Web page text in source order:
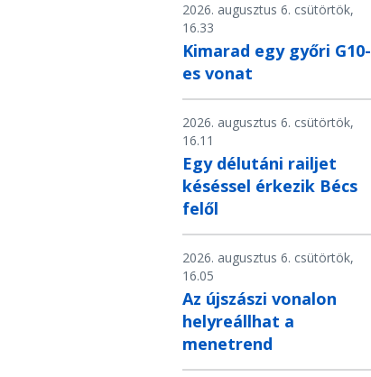
2026. augusztus 6. csütörtök,
16.33
Kimarad egy győri G10-
es vonat
2026. augusztus 6. csütörtök,
16.11
Egy délutáni railjet
késéssel érkezik Bécs
felől
2026. augusztus 6. csütörtök,
16.05
Az újszászi vonalon
helyreállhat a
menetrend